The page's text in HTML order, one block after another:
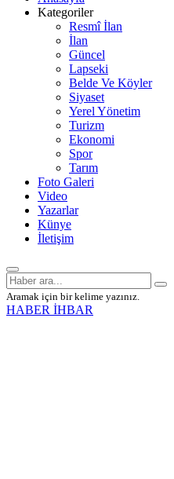
Kategoriler
Resmî İlan
İlan
Güncel
Lapseki
Belde Ve Köyler
Siyaset
Yerel Yönetim
Turizm
Ekonomi
Spor
Tarım
Foto Galeri
Video
Yazarlar
Künye
İletişim
Aramak için bir kelime yazınız.
HABER İHBAR